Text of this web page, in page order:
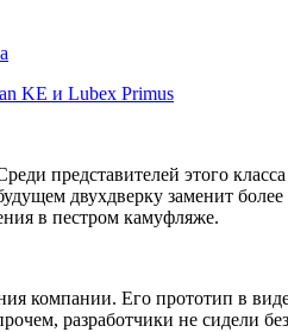
KE и Lubex Primus
представителей этого
двухдверку заменит
в пестром камуфляже.
компании. Его прототип в
разработчики не